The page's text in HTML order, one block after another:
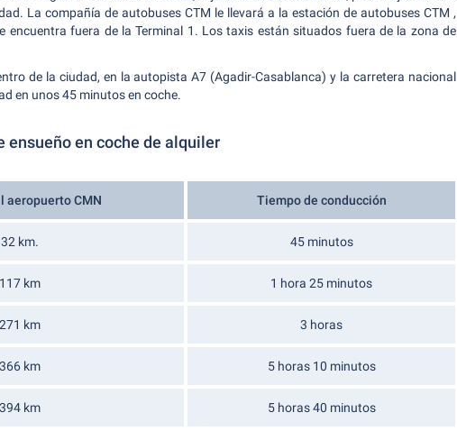
La compañía de autobuses CTM le llevará a la estación de autobuses CTM ,
fuera de la Terminal 1. Los taxis están situados fuera de la zona de
de la ciudad, en la autopista A7 (Agadir-Casablanca) y la carretera nacional
en unos 45 minutos en coche.
ensueño en coche de alquiler
aeropuerto CMN Tiempo de conducción
32 km. 45 minutos
117 km 1 hora 25 minutos
271 km 3 horas
366 km 5 horas 10 minutos
394 km 5 horas 40 minutos